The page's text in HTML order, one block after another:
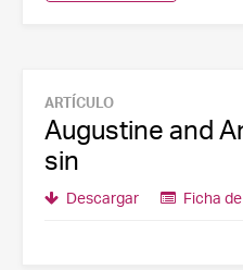
ARTÍCULO
Augustine and
sin
Descargar Ficha